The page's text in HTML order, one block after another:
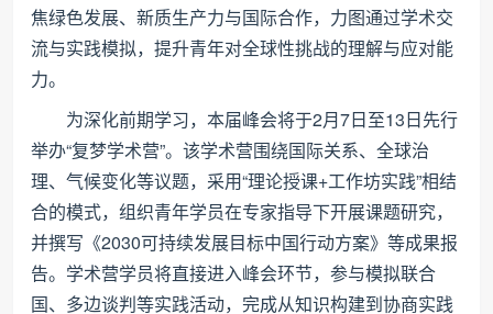
焦绿色发展、新质生产力与国际合作，力图通过学术交
流与实践模拟，提升青年对全球性挑战的理解与应对能
力。
为深化前期学习，本届峰会将于2月7日至13日先行
举办“复梦学术营”。该学术营围绕国际关系、全球治
理、气候变化等议题，采用“理论授课+工作坊实践”相结
合的模式，组织青年学员在专家指导下开展课题研究，
并撰写《2030可持续发展目标中国行动方案》等成果报
告。学术营学员将直接进入峰会环节，参与模拟联合
国、多边谈判等实践活动，完成从知识构建到协商实践